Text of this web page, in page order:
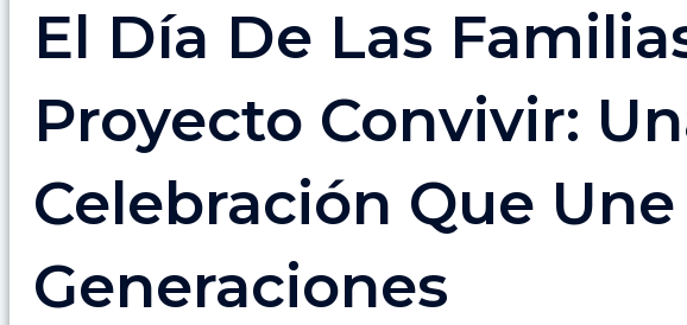
El Día De Las
Proyecto Convivir:
Celebración Que Une
Generaciones